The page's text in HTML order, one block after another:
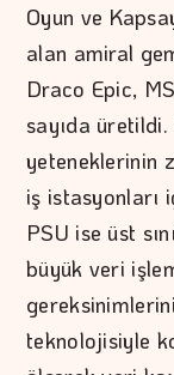
Oyun ve
alan amiral
Draco Epic,
sayıda
yeteneklerinin
iş istasyonları
PSU ise üst
büyük veri
teknolojisiyle